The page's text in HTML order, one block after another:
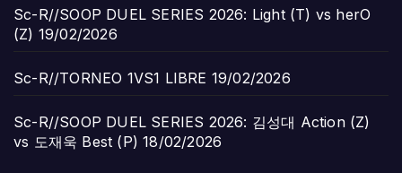
Sc-R//SOOP DUEL SERIES 2026: Light (T) vs herO
(Z) 19/02/2026
Sc-R//TORNEO 1VS1 LIBRE 19/02/2026
Sc-R//SOOP DUEL SERIES 2026: 김성대 Action (Z)
vs 도재욱 Best (P) 18/02/2026